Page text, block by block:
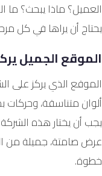
العميل؟ ماذا يبحث؟ ما
يحتاج أن يراها في كل
الموقع الجميل
الموقع الذي يركز على
ألوان متناسقة، وحركات
يجب أن يختار هذه
عرض صامتة، جميلة من
خطوة.